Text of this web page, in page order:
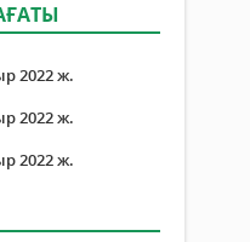
2022 ж.
2022 ж.
2022 ж.